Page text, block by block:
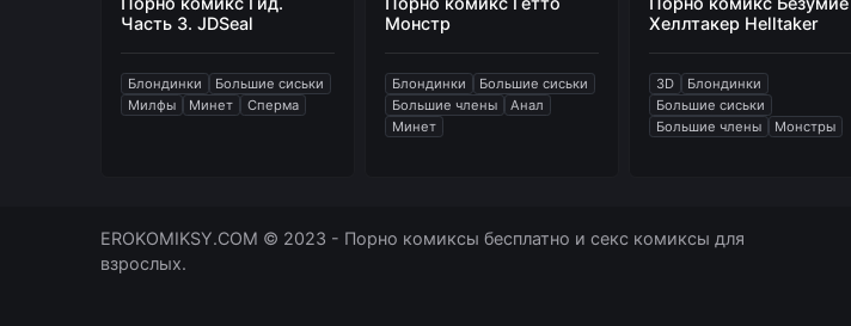
Часть 3. JDSeal
Блондинки
Большие сиськи
Милфы
Минет Сперма
Монстр
Блондинки
Большие сиськи
Большие члены
Анал
Минет
Хеллтакер Helltaker
3D
Блондинки
Большие сиськи
Большие члены
Монстры
EROKOMIKSY.COM © 2023 - Порно комиксы бесплатно и секс комиксы для
взрослых.